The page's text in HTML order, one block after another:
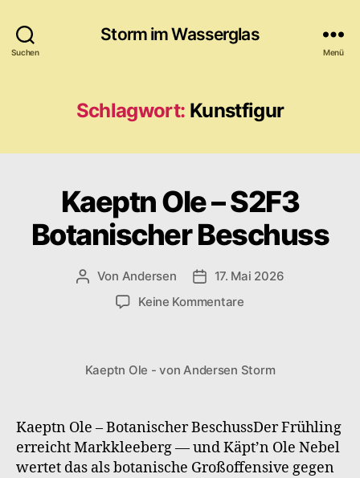
Suchen
Storm im Wasserglas
Menü
Schlagwort: Kunstfigur
Kaeptn Ole – S2F3
Botanischer Beschuss
Beitragsautor
Von Andersen Veröffentlichungsdatum
17. Mai 2026
Keine Kommentarezu
S2F3
Kaeptn Ole - von Andersen Storm
Kaeptn Ole – Botanischer BeschussDer Frühling
erreicht Markkleeberg — und Käpt’n Ole Nebel
wertet das als botanische Großoffensive gegen